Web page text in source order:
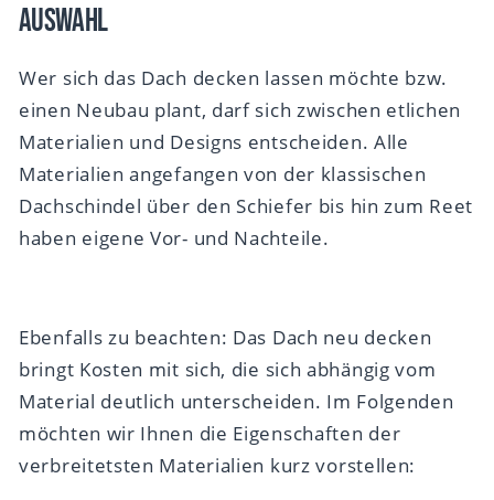
Auswahl
Wer sich das Dach decken lassen möchte bzw.
einen Neubau plant, darf sich zwischen etlichen
Materialien und Designs entscheiden. Alle
Materialien angefangen von der klassischen
Dachschindel über den Schiefer bis hin zum Reet
haben eigene Vor- und Nachteile.
Ebenfalls zu beachten: Das Dach neu decken
bringt Kosten mit sich, die sich abhängig vom
Material deutlich unterscheiden. Im Folgenden
möchten wir Ihnen die Eigenschaften der
verbreitetsten Materialien kurz vorstellen: